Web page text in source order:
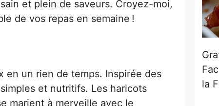
et plein de saveurs. Croyez-moi,
de vos repas en semaine !
un rien de temps. Inspirée des
et nutritifs. Les haricots
marient à merveille avec le
la